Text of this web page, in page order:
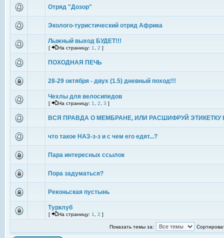
Отряд "Дозор"
Эколого-туристический отряд Африка
Лыжный выход БУДЕТ!!!
[ На страницу: 1 2 ]
ПОХОДНАЯ ПЕЧЬ
28-29 октября - двух (1.5) дневный поход!!!
Чехлы для велосипедов
[ На страницу: 1 2 3 ]
ВСЯ ПРАВДА О МЕМБРАНЕ, ИЛИ РАСШИФРУЙ ЭТИКЕТКУ
что такое НАЗ-з-з и с чем его едят...?
Пара интересных ссылок
Пора задуматься?
Реконьская пустынь
Турклуб
[ На страницу: 1 2 ]
Показать темы за: